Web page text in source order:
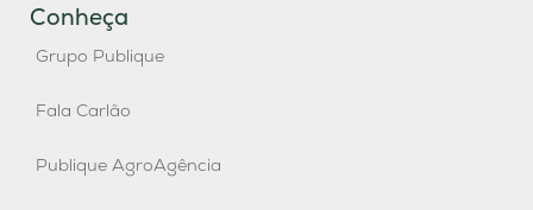
Conheça
Grupo Publique
Fala Carlão
Publique AgroAgência